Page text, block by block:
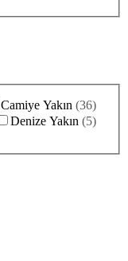
Camiye Yakın (36)
Denize Yakın (5)